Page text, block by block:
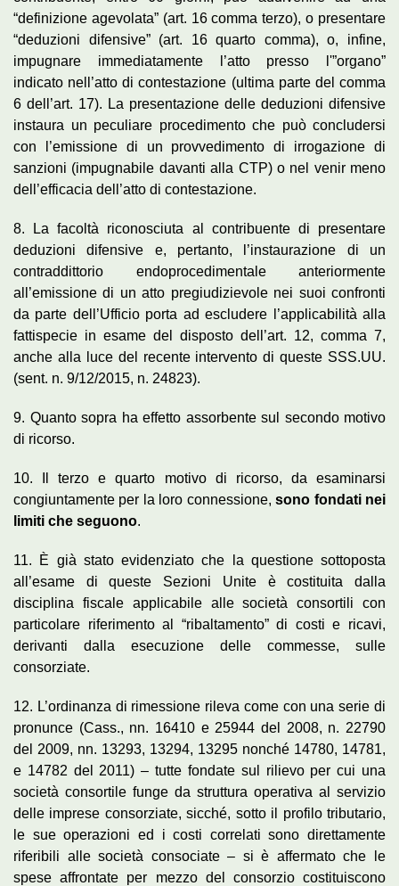
“definizione agevolata” (art. 16 comma terzo), o presentare
“deduzioni difensive” (art. 16 quarto comma), o, infine,
impugnare immediatamente l’atto presso l'”organo”
indicato nell’atto di contestazione (ultima parte del comma
6 dell’art. 17). La presentazione delle deduzioni difensive
instaura un peculiare procedimento che può concludersi
con l’emissione di un provvedimento di irrogazione di
sanzioni (impugnabile davanti alla CTP) o nel venir meno
dell’efficacia dell’atto di contestazione.
8. La facoltà riconosciuta al contribuente di presentare
deduzioni difensive e, pertanto, l’instaurazione di un
contraddittorio endoprocedimentale anteriormente
all’emissione di un atto pregiudizievole nei suoi confronti
da parte dell’Ufficio porta ad escludere l’applicabilità alla
fattispecie in esame del disposto dell’art. 12, comma 7,
anche alla luce del recente intervento di queste SSS.UU.
(sent. n. 9/12/2015, n. 24823).
9. Quanto sopra ha effetto assorbente sul secondo motivo
di ricorso.
10. Il terzo e quarto motivo di ricorso, da esaminarsi
congiuntamente per la loro connessione,sono fondati nei
limiti che seguono.
11. È già stato evidenziato che la questione sottoposta
all’esame di queste Sezioni Unite è costituita dalla
disciplina fiscale applicabile alle società consortili con
particolare riferimento al “ribaltamento” di costi e ricavi,
derivanti dalla esecuzione delle commesse, sulle
consorziate.
12. L’ordinanza di rimessione rileva come con una serie di
pronunce (Cass., nn. 16410 e 25944 del 2008, n. 22790
del 2009, nn. 13293, 13294, 13295 nonché 14780, 14781,
e 14782 del 2011) – tutte fondate sul rilievo per cui una
società consortile funge da struttura operativa al servizio
delle imprese consorziate, sicché, sotto il profilo tributario,
le sue operazioni ed i costi correlati sono direttamente
riferibili alle società consociate – si è affermato che le
spese affrontate per mezzo del consorzio costituiscono